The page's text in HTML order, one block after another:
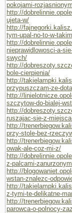
pokojami-
http://
ujeta-w/
http://
tym-upal-no-to-w-
http://
nieprawidlowosci-a-
swych/
http://
bole-cierpienia/
http://
przypuszczam-ze-
http://
szczytow-do-bialej-
http://
ruszajac-sie-z-
http://
przy-stole-bez-
http://
owak-ale-coz-mi-z/
http://
z-palcami-
http://
wstan-znalezc-
http://
z-tymi-te-delikatne-
http://
parowca-o-polnocy-